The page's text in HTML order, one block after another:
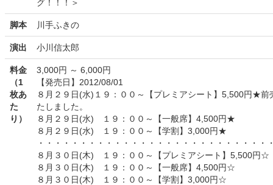
グ！！！＞
脚本 川手ふきの
演出 小川信太郎
料金
（1
枚あ
た
り）
3,000円 ～ 6,000円
【発売日】2012/08/01
８月２９日(水)１９：００～【プレミアシート】5,500円★前
たしました。
８月２９日(水) １９：００～【一般席】4,500円★
８月２９日(水) １９：００～【学割】3,000円★
・・・・・・・・・・・・・・・・・・・・・・・・・・・
８月３０日(木) １９：００～【プレミアシート】5,500円☆
８月３０日(木) １９：００～【一般席】4,500円☆
８月３０日(木) １９：００～【学割】3,000円☆